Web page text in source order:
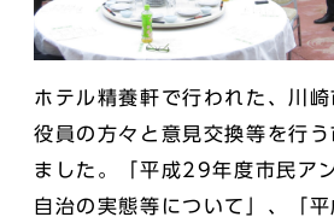
ホテル精養軒で行われた、川
役員の方々と意見交換等を行
ました。「平成29年度市民ア
自治の実態等について」、「